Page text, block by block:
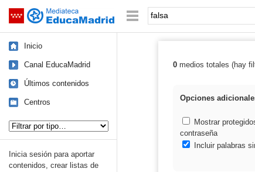
Saltar navegación Palabra o frase:
Inicio
Canal EducaMadrid
Últimos contenidos
Centros
Inicia sesión para aportar
contenidos, crear listas de
Resultados
0medios totales (hay
Opciones
Mostrar
contraseña
Incluir palabras